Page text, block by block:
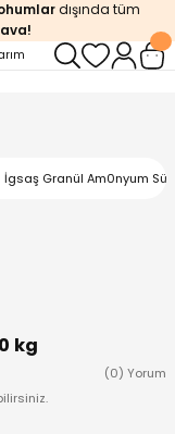
dışında tüm
İgsaş Granül Am0nyum
kg
(0) Yorum